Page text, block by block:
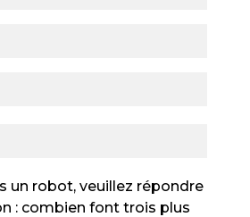
un robot, veuillez répondre
: combien font trois plus